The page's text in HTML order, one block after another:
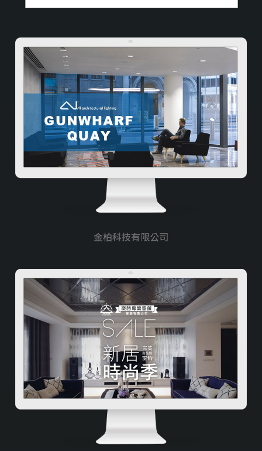
醫美/醫療/保健
工業/製造/加工
教育類
室內設計裝潢/傢俱
防水/宅修/隔間
媒合/仲介平台
律師/記帳/會計
窗簾/燈飾/家居
旅行/旅遊/租車
民宿/飯店/旅館
衛生/清潔/環保
資訊軟體類
購物車/會員網站
金柏科技有限公司